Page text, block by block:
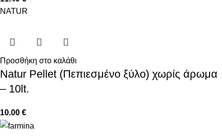
NATUR
Προσθήκη στο καλάθι
Natur Pellet (Πεπιεσμένο ξύλο) χωρίς άρωμα
– 10lt.
10.00 €